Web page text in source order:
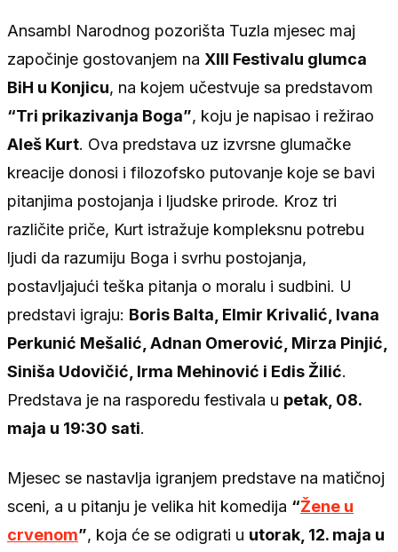
Ansambl Narodnog pozorišta Tuzla mjesec maj
započinje gostovanjem na XIII Festivalu glumca
BiH u Konjicu, na kojem učestvuje sa predstavom
“Tri prikazivanja Boga”, koju je napisao i režirao
Aleš Kurt. Ova predstava uz izvrsne glumačke
kreacije donosi i filozofsko putovanje koje se bavi
pitanjima postojanja i ljudske prirode. Kroz tri
različite priče, Kurt istražuje kompleksnu potrebu
ljudi da razumiju Boga i svrhu postojanja,
postavljajući teška pitanja o moralu i sudbini. U
predstavi igraju: Boris Balta, Elmir Krivalić, Ivana
Perkunić Mešalić, Adnan Omerović, Mirza Pinjić,
Siniša Udovičić, Irma Mehinović i Edis Žilić.
Predstava je na rasporedu festivala u petak, 08.
maja u 19:30 sati.
Mjesec se nastavlja igranjem predstave na matičnoj
sceni, a u pitanju je velika hit komedija “Žene u
crvenom”, koja će se odigrati u utorak, 12. maja u